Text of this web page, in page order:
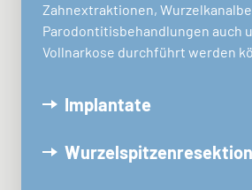
Zahnextraktionen,
Parodontitisbehandlungen auch
Vollnarkose durchführt werden
Implantate
Wurzelspitzenresektion